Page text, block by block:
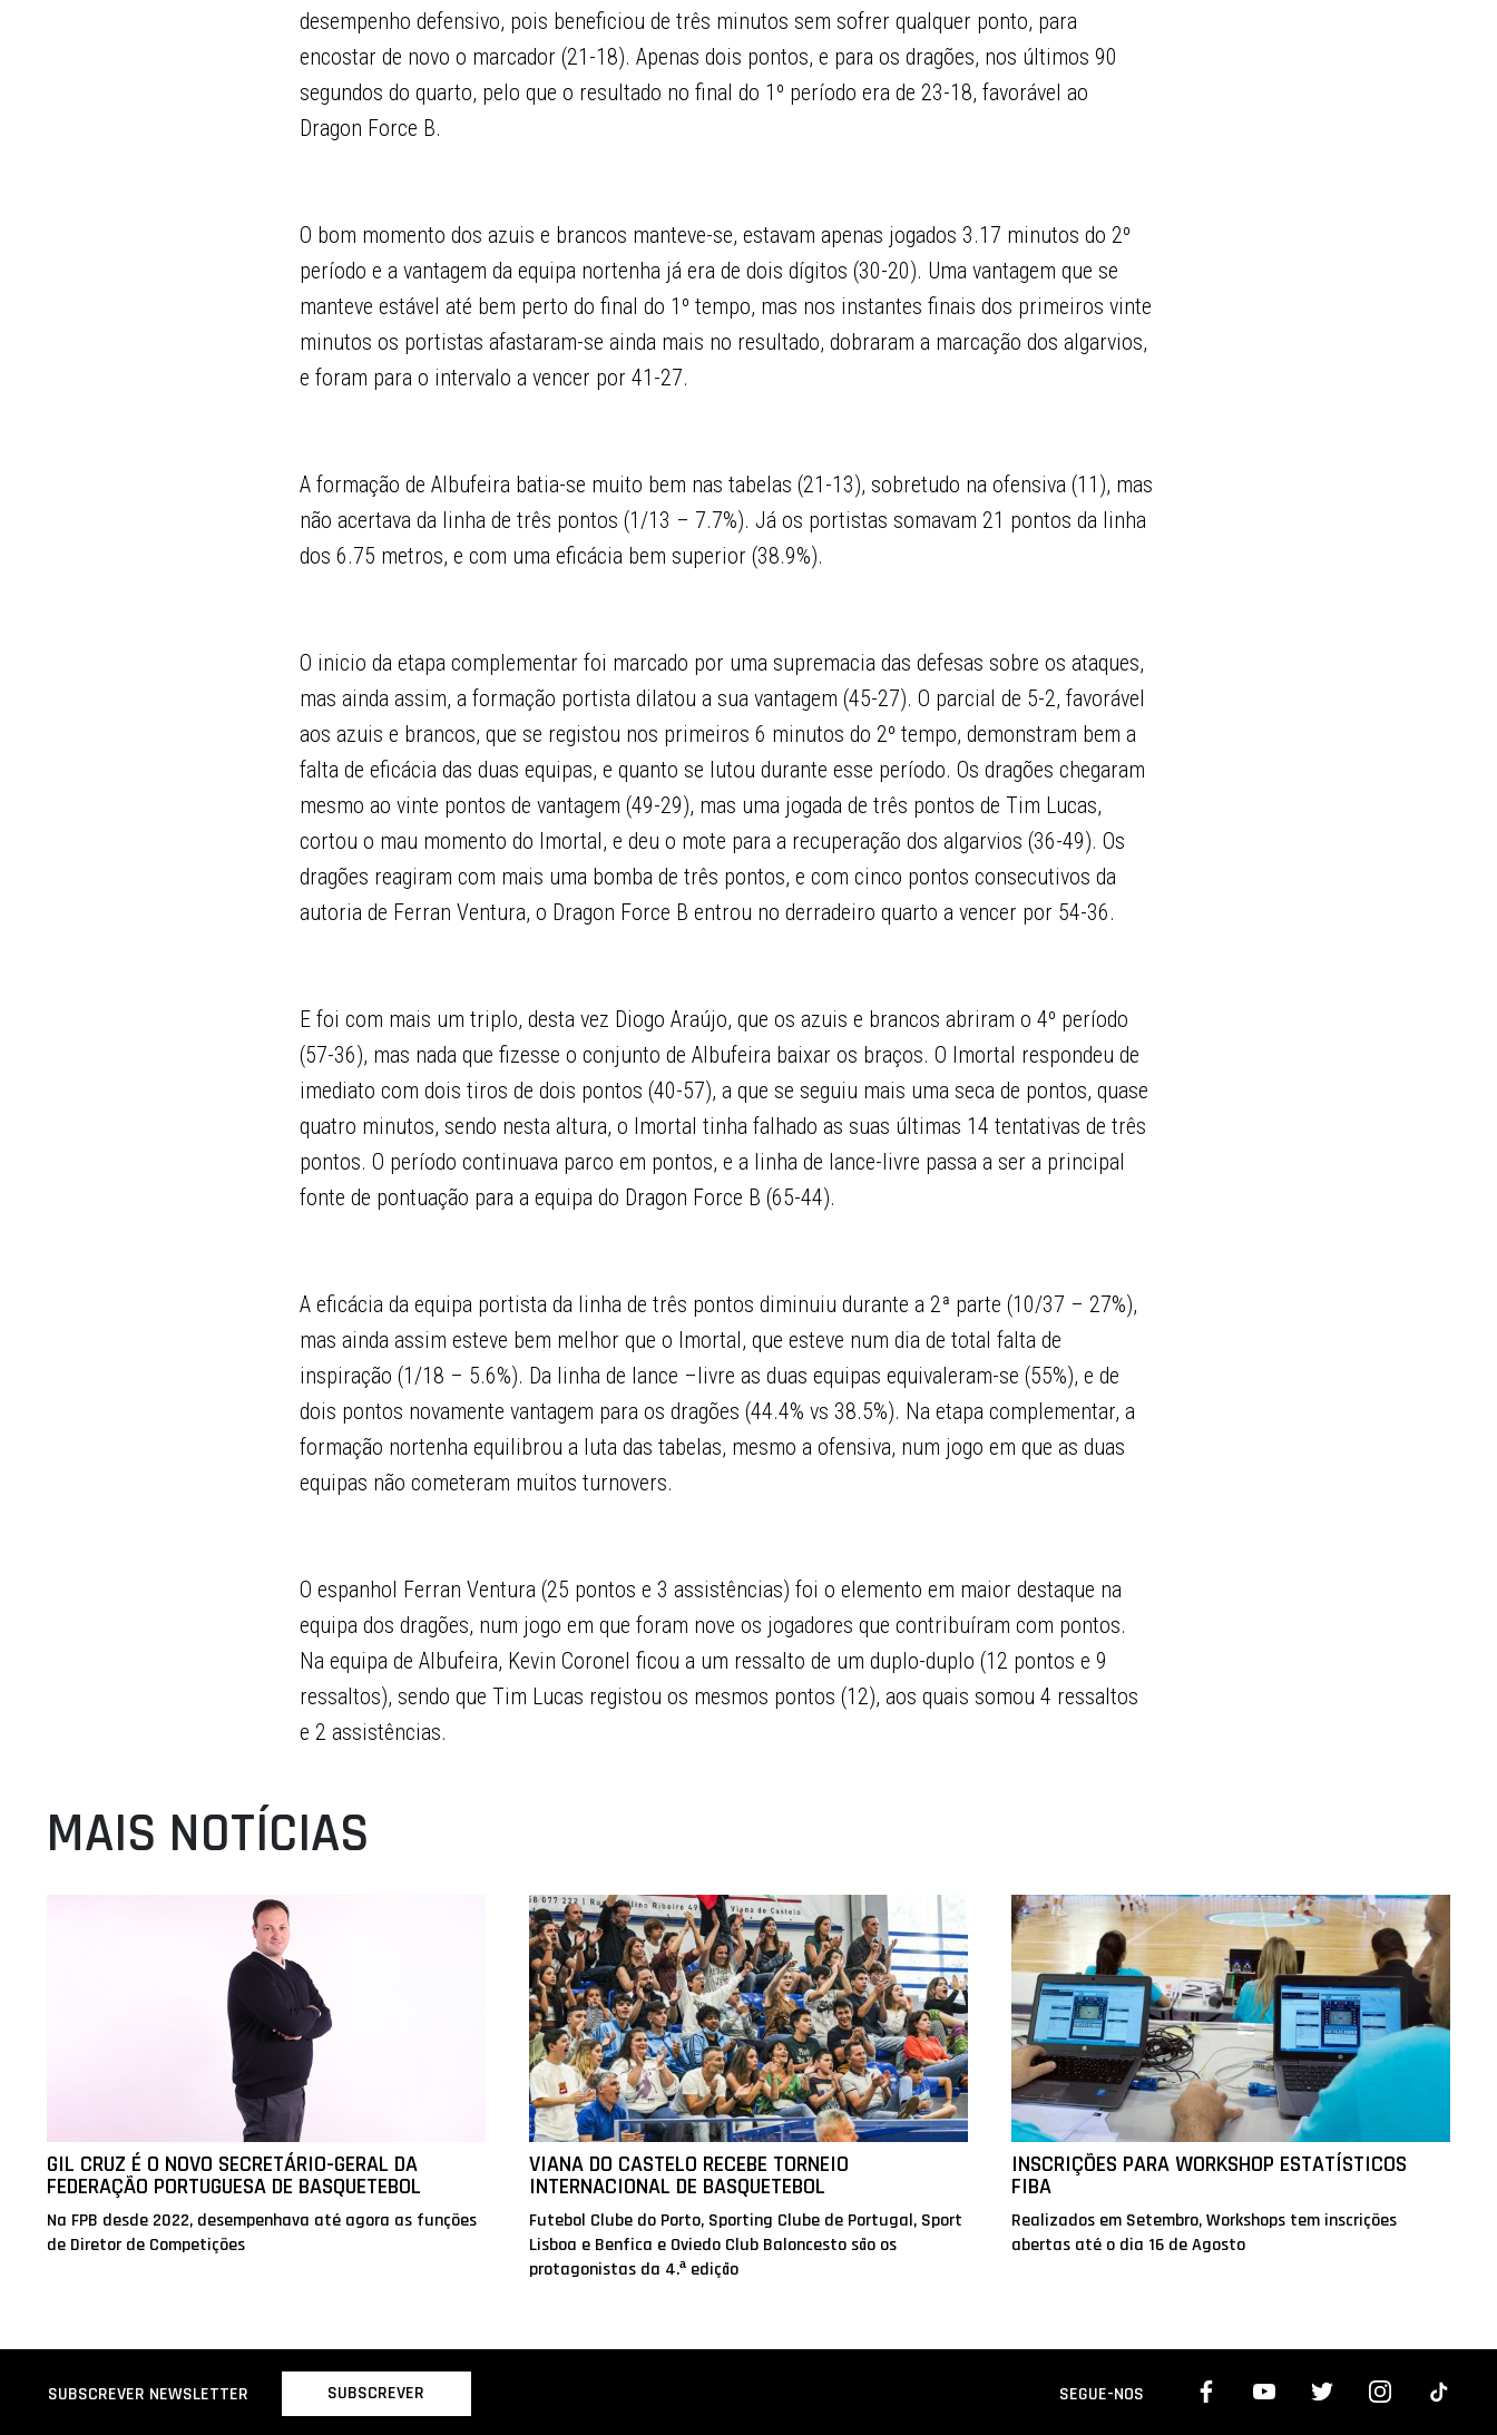
desempenho defensivo, pois beneficiou de três minutos sem sofrer qualquer ponto, para
encostar de novo o marcador (21-18). Apenas dois pontos, e para os dragões, nos últimos 90
segundos do quarto, pelo que o resultado no final do 1º período era de 23-18, favorável ao
Dragon Force B.
O bom momento dos azuis e brancos manteve-se, estavam apenas jogados 3.17 minutos do 2º
período e a vantagem da equipa nortenha já era de dois dígitos (30-20). Uma vantagem que se
manteve estável até bem perto do final do 1º tempo, mas nos instantes finais dos primeiros vinte
minutos os portistas afastaram-se ainda mais no resultado, dobraram a marcação dos algarvios,
e foram para o intervalo a vencer por 41-27.
A formação de Albufeira batia-se muito bem nas tabelas (21-13), sobretudo na ofensiva (11), mas
não acertava da linha de três pontos (1/13 – 7.7%). Já os portistas somavam 21 pontos da linha
dos 6.75 metros, e com uma eficácia bem superior (38.9%).
O inicio da etapa complementar foi marcado por uma supremacia das defesas sobre os ataques,
mas ainda assim, a formação portista dilatou a sua vantagem (45-27). O parcial de 5-2, favorável
aos azuis e brancos, que se registou nos primeiros 6 minutos do 2º tempo, demonstram bem a
falta de eficácia das duas equipas, e quanto se lutou durante esse período. Os dragões chegaram
mesmo ao vinte pontos de vantagem (49-29), mas uma jogada de três pontos de Tim Lucas,
cortou o mau momento do Imortal, e deu o mote para a recuperação dos algarvios (36-49). Os
dragões reagiram com mais uma bomba de três pontos, e com cinco pontos consecutivos da
autoria de Ferran Ventura, o Dragon Force B entrou no derradeiro quarto a vencer por 54-36.
E foi com mais um triplo, desta vez Diogo Araújo, que os azuis e brancos abriram o 4º período
(57-36), mas nada que fizesse o conjunto de Albufeira baixar os braços. O Imortal respondeu de
imediato com dois tiros de dois pontos (40-57), a que se seguiu mais uma seca de pontos, quase
quatro minutos, sendo nesta altura, o Imortal tinha falhado as suas últimas 14 tentativas de três
pontos. O período continuava parco em pontos, e a linha de lance-livre passa a ser a principal
fonte de pontuação para a equipa do Dragon Force B (65-44).
A eficácia da equipa portista da linha de três pontos diminuiu durante a 2ª parte (10/37 – 27%),
mas ainda assim esteve bem melhor que o Imortal, que esteve num dia de total falta de
inspiração (1/18 – 5.6%). Da linha de lance –livre as duas equipas equivaleram-se (55%), e de
dois pontos novamente vantagem para os dragões (44.4% vs 38.5%). Na etapa complementar, a
formação nortenha equilibrou a luta das tabelas, mesmo a ofensiva, num jogo em que as duas
equipas não cometeram muitos turnovers.
O espanhol Ferran Ventura (25 pontos e 3 assistências) foi o elemento em maior destaque na
equipa dos dragões, num jogo em que foram nove os jogadores que contribuíram com pontos.
Na equipa de Albufeira, Kevin Coronel ficou a um ressalto de um duplo-duplo (12 pontos e 9
ressaltos), sendo que Tim Lucas registou os mesmos pontos (12), aos quais somou 4 ressaltos
e 2 assistências.
MAIS NOTÍCIAS
GIL CRUZ É O NOVO SECRETÁRIO-GERAL DA
FEDERAÇÃO PORTUGUESA DE BASQUETEBOL
Na FPB desde 2022, desempenhava até agora as funções
de Diretor de Competições
VIANA DO CASTELO RECEBE TORNEIO
INTERNACIONAL DE BASQUETEBOL
Futebol Clube do Porto, Sporting Clube de Portugal, Sport
Lisboa e Benfica e Oviedo Club Baloncesto são os
protagonistas da 4.ª edição
INSCRIÇÕES PARA WORKSHOP ESTATÍSTICOS
FIBA
Realizados em Setembro, Workshops tem inscrições
abertas até o dia 16 de Agosto
SUBSCREVER NEWSLETTER SUBSCREVER SEGUE-NOS